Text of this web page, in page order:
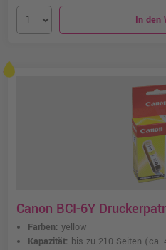
In den
Canon BCI-6Y
Farben: yellow
Kapazität: bis zu 210 Seiten (ca.